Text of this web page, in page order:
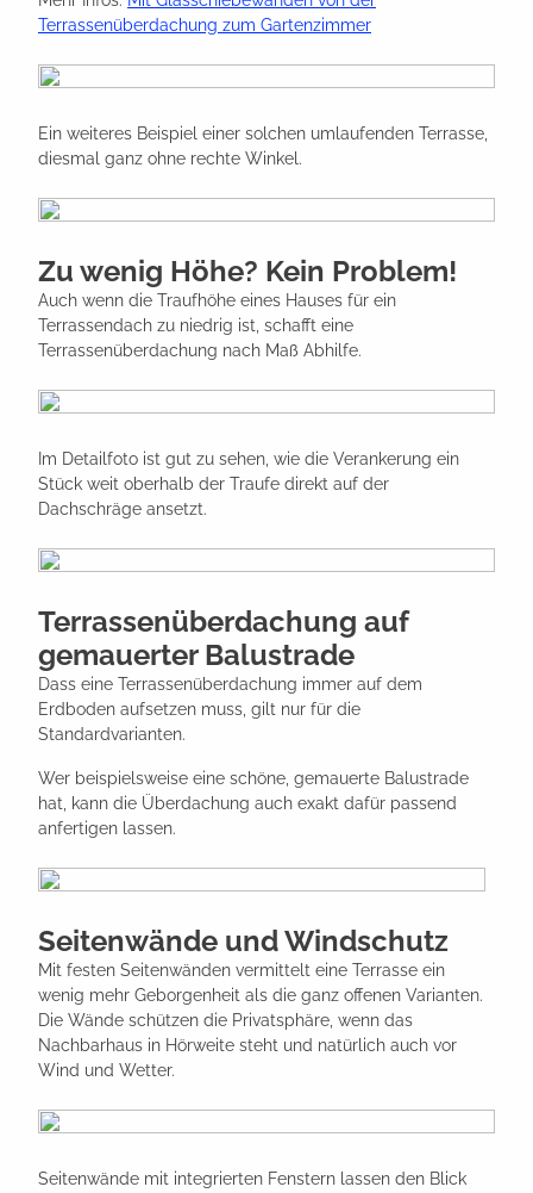
Terrassenüberdachung zum Gartenzimmer
Ein weiteres Beispiel einer solchen umlaufenden Terrasse,
diesmal ganz ohne rechte Winkel.
Zu wenig Höhe? Kein Problem!
Auch wenn die Traufhöhe eines Hauses für ein
Terrassendach zu niedrig ist, schafft eine
Terrassenüberdachung nach Maß Abhilfe.
Im Detailfoto ist gut zu sehen, wie die Verankerung ein
Stück weit oberhalb der Traufe direkt auf der
Dachschräge ansetzt.
Terrassenüberdachung auf
gemauerter Balustrade
Dass eine Terrassenüberdachung immer auf dem
Erdboden aufsetzen muss, gilt nur für die
Standardvarianten.
Wer beispielsweise eine schöne, gemauerte Balustrade
hat, kann die Überdachung auch exakt dafür passend
anfertigen lassen.
Seitenwände und Windschutz
Mit festen Seitenwänden vermittelt eine Terrasse ein
wenig mehr Geborgenheit als die ganz offenen Varianten.
Die Wände schützen die Privatsphäre, wenn das
Nachbarhaus in Hörweite steht und natürlich auch vor
Wind und Wetter.
Seitenwände mit integrierten Fenstern lassen den Blick